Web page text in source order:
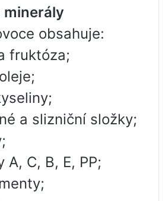
obsahuje:
fruktóza;
a slizniční složky;
C, B, E, PP;